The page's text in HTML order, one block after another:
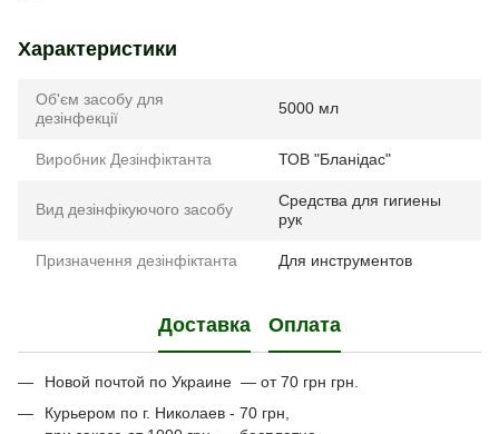
Характеристики
Об'єм засобу для
дезінфекції
5000 мл
Виробник Дезінфіктанта ТОВ "Бланідас"
Вид дезінфікуючого засобу
Средства для гигиены
рук
Призначення дезінфіктанта Для инструментов
Доставка Оплата
Новой почтой по Украине — от 70 грн грн.
Курьером по г. Николаев - 70 грн,